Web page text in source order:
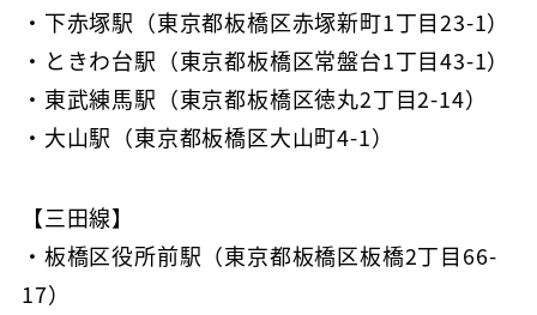
・下赤塚駅（東京都板橋区赤塚新町1丁目23-1）
・ときわ台駅（東京都板橋区常盤台1丁目43-1）
・東武練馬駅（東京都板橋区徳丸2丁目2-14）
・大山駅（東京都板橋区大山町4-1）
【三田線】
・板橋区役所前駅（東京都板橋区板橋2丁目66-
17）